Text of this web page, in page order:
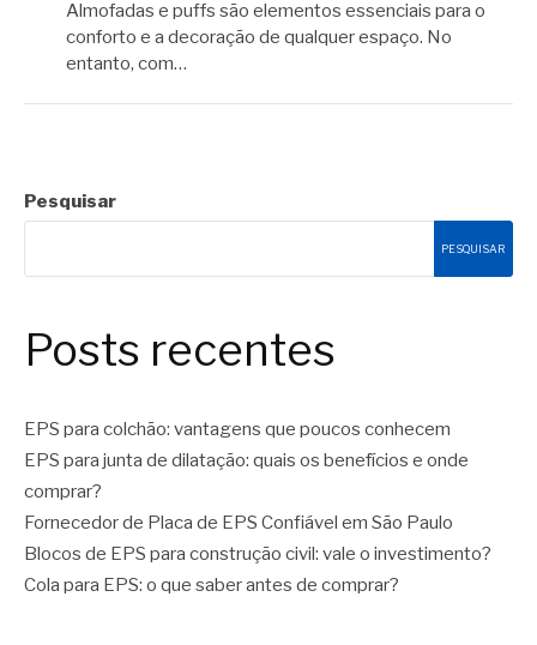
Almofadas e puffs são elementos essenciais para o
conforto e a decoração de qualquer espaço. No
entanto, com…
Pesquisar
PESQUISAR
Posts recentes
EPS para colchão: vantagens que poucos conhecem
EPS para junta de dilatação: quais os benefícios e onde
comprar?
Fornecedor de Placa de EPS Confiável em São Paulo
Blocos de EPS para construção civil: vale o investimento?
Cola para EPS: o que saber antes de comprar?